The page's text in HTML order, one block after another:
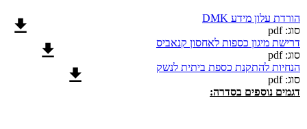
הורדת עלון מידע DMK
סוג: pdf
דרישת מיגון כספות לאחסון קנאביס
סוג: pdf
הנחיות להתקנת כספת ביתית לנשק
סוג: pdf
דגמים נוספים בסדרה: